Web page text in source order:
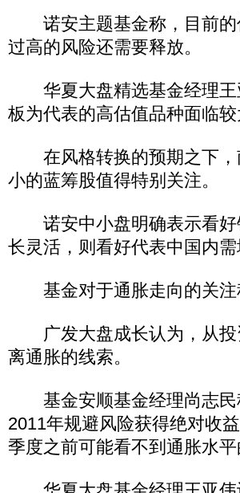
诺安主题基金称，目前的
过高的风险还需要释放。
华夏大盘精选基金经理王
板为代表的高估值品种面临
在风格转换的预期之下，
小的蓝筹股值得特别关注。
诺安中小盘明确表示看好
长灵活，则看好代表中国内
基金对于通胀走向的关注
广发大盘成长认为，从投
离通胀的线索。
基金安顺基金经理尚志民
2011年规避风险获得绝对收
季度之前可能看不到通胀水平